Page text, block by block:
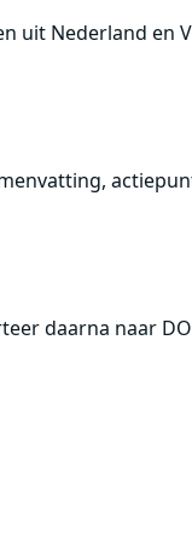
uit Nederland en
daarna naar